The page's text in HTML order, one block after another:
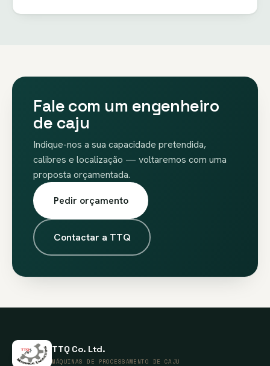
Fale com um engenheiro
de caju
Indique-nos a sua capacidade pretendida,
calibres e localização — voltaremos com uma
proposta orçamentada.
Pedir orçamento
Contactar a TTQ
TTQ Co. Ltd.
MÁQUINAS DE PROCESSAMENTO DE CAJU